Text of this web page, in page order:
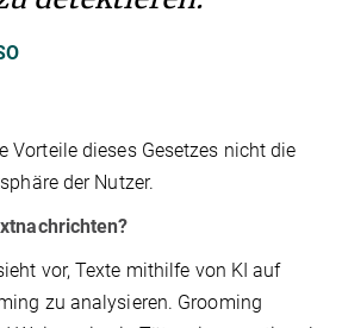
Vorteile dieses Gesetzes nicht die
der Nutzer.
vor, Texte mithilfe von KI auf
zu analysieren. Grooming